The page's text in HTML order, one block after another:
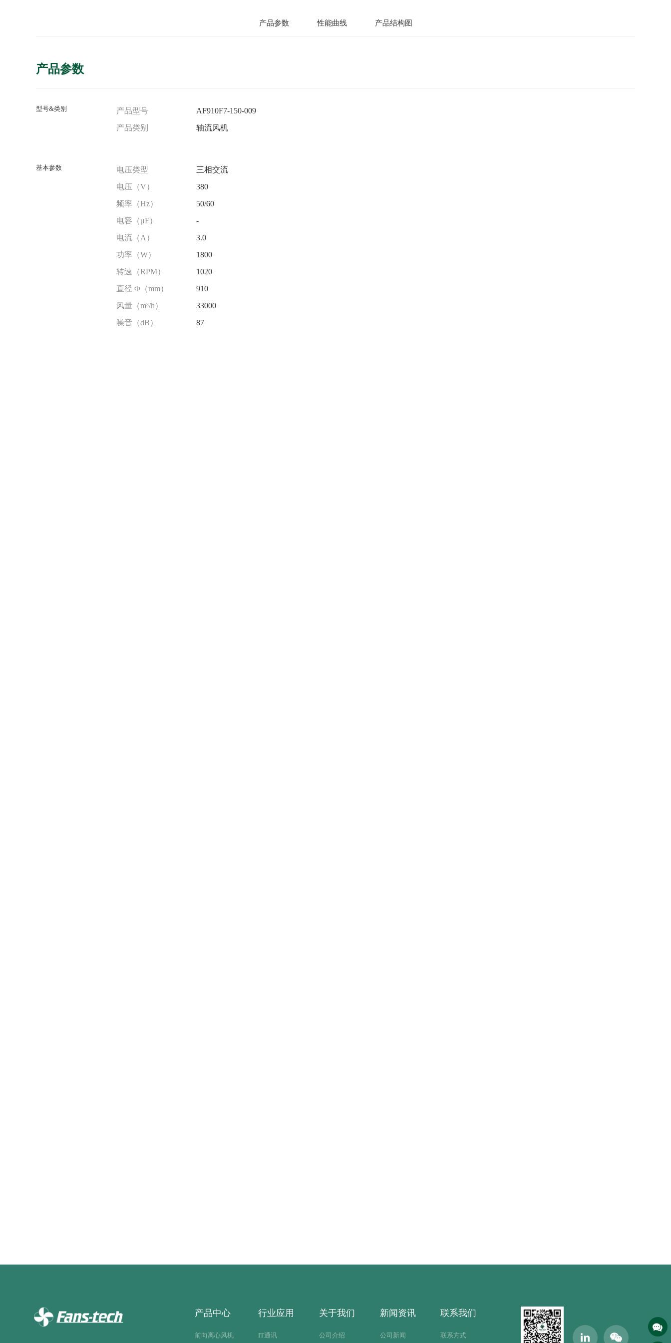
产品参数 性能曲线 产品结构图
产品参数
型号&类别 产品型号
AF910F7-150-009
产品类别
轴流风机
基本参数 电压类型
三相交流
电压（V）
380
频率（Hz）
50/60
电容（μF）
-
电流（A）
3.0
功率（W）
1800
转速（RPM）
1020
直径 Φ（mm）
910
风量（m³/h）
33000
噪音（dB）
87
产品中心
前向离心风机
行业应用
IT通讯
关于我们
公司介绍
新闻资讯
公司新闻
联系我们
联系方式